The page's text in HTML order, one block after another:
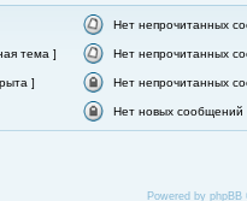
Нет непрочитанных
тема ] Нет непрочитанных
] Нет непрочитанных
Нет новых сообщений
Powered by phpBB